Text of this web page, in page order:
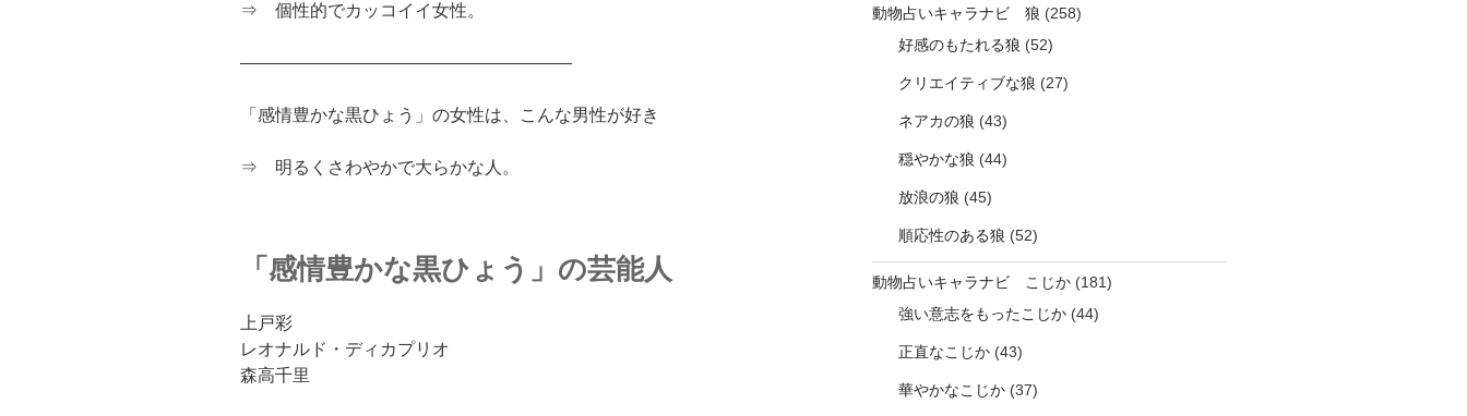
⇒ 個性的でカッコイイ女性。
―――――――――――――――――――
「感情豊かな黒ひょう」の女性は、こんな男性が好き
⇒ 明るくさわやかで大らかな人。
「感情豊かな黒ひょう」の芸能人
上戸彩
レオナルド・ディカプリオ
森高千里
動物占いキャラナビ 狼 (258)
好感のもたれる狼 (52)
クリエイティブな狼 (27)
ネアカの狼 (43)
穏やかな狼 (44)
放浪の狼 (45)
順応性のある狼 (52)
動物占いキャラナビ こじか(181)
強い意志をもったこじか(44)
正直なこじか(43)
華やかなこじか(37)